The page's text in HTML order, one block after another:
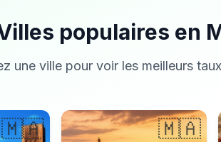
populaires en
une ville pour voir les meilleurs
🇲🇦 🇲🇦